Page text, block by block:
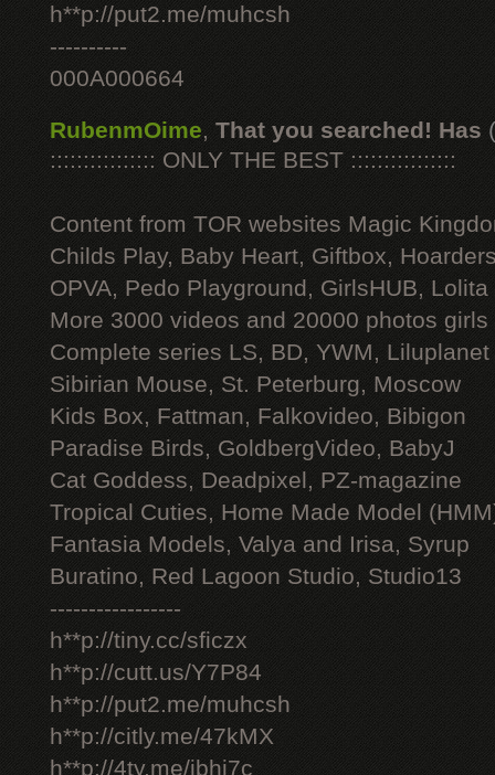
h**p://put2.me/muhcsh
----------
000A000664
RubenmOime, That you searched! Has
:::::::::::::::: ONLY THE BEST ::::::::::::::::
Content from TOR websites Magic
Childs Play, Baby Heart, Giftbox,
OPVA, Pedo Playground, GirlsHUB, Lolita
More 3000 videos and 20000 photos
Complete series LS, BD, YWM, Liluplanet
Sibirian Mouse, St. Peterburg, Moscow
Kids Box, Fattman, Falkovideo, Bibigon
Paradise Birds, GoldbergVideo, BabyJ
Cat Goddess, Deadpixel, PZ-magazine
Tropical Cuties, Home Made Model
Fantasia Models, Valya and Irisa, Syrup
Buratino, Red Lagoon Studio, Studio13
-----------------
h**p://tiny.cc/sficzx
h**p://cutt.us/Y7P84
h**p://put2.me/muhcsh
h**p://citly.me/47kMX
h**p://4ty.me/ibhi7c